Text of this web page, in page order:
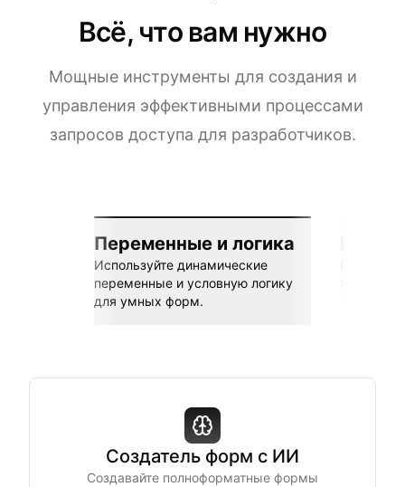
Всё, что вам нужно
Мощные инструменты для создания и
управления эффективными процессами
запросов доступа для разработчиков.
Переменные и логика
Используйте динамические
переменные и условную логику
для умных форм.
Создатель форм с ИИ
Создавайте полноформатные формы